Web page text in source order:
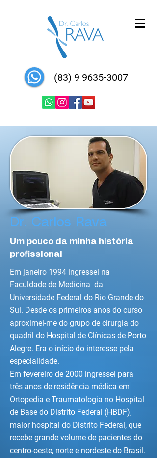
(83) 9 9635-3007
Dr. Carlos Rava
Um pouco da minha história
profissional
Em janeiro 1994 ingressei na
Faculdade de Medicina da
Universidade Federal do Rio Grande do
Sul. Desde os primeiros anos do curso
aproximei-me do grupo de cirurgia do
quadril do Hospital de Clínicas de Porto
Alegre. Era o início do interesse pela
especialidade.
Em fevereiro de 2000 ingressei para
três anos de residência médica em
Ortopedia e Traumatologia no Hospital
de Base do Distrito Federal (HBDF),
maior hospital do Distrito Federal, que
recebe grande volume de pacientes do
centro-oeste, norte e nordeste do Brasil.